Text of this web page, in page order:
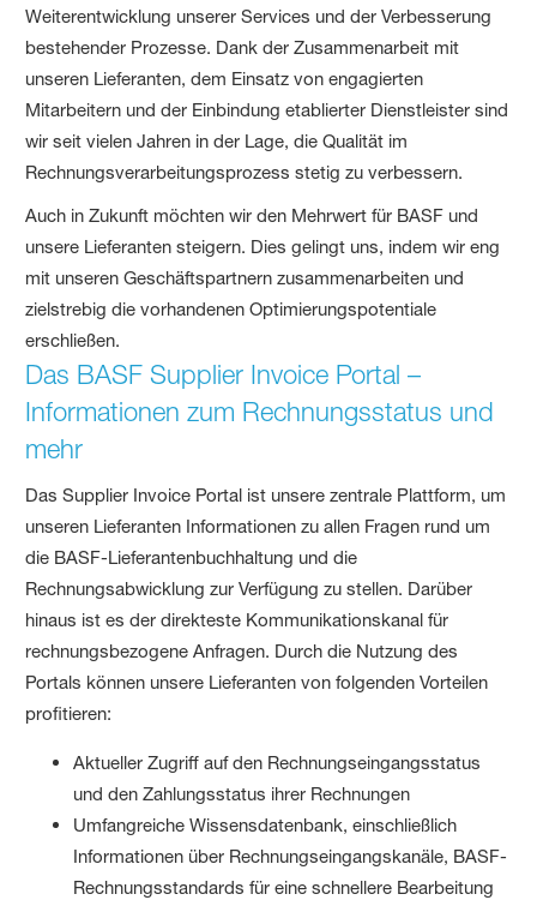
Weiterentwicklung unserer Services und der Verbesserung
bestehender Prozesse. Dank der Zusammenarbeit mit
unseren Lieferanten, dem Einsatz von engagierten
Mitarbeitern und der Einbindung etablierter Dienstleister sind
wir seit vielen Jahren in der Lage, die Qualität im
Rechnungsverarbeitungsprozess stetig zu verbessern.
Auch in Zukunft möchten wir den Mehrwert für BASF und
unsere Lieferanten steigern. Dies gelingt uns, indem wir eng
mit unseren Geschäftspartnern zusammenarbeiten und
zielstrebig die vorhandenen Optimierungspotentiale
erschließen.
Das BASF Supplier Invoice Portal –
Informationen zum Rechnungsstatus und
mehr
Das Supplier Invoice Portal ist unsere zentrale Plattform, um
unseren Lieferanten Informationen zu allen Fragen rund um
die BASF-Lieferantenbuchhaltung und die
Rechnungsabwicklung zur Verfügung zu stellen. Darüber
hinaus ist es der direkteste Kommunikationskanal für
rechnungsbezogene Anfragen. Durch die Nutzung des
Portals können unsere Lieferanten von folgenden Vorteilen
profitieren:
Aktueller Zugriff auf den Rechnungseingangsstatus
und den Zahlungsstatus ihrer Rechnungen
Umfangreiche Wissensdatenbank, einschließlich
Informationen über Rechnungseingangskanäle, BASF-
Rechnungsstandards für eine schnellere Bearbeitung